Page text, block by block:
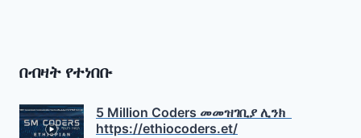
በብዛት የተነበቡ
5 Million Coders መመዝገቢያ ሊንክ
https://ethiocoders.et/